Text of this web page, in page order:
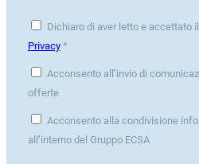
Dichiaro di aver letto e accettato
Privacy*
Acconsento all’invio di
offerte
Acconsento alla condivisione
all’interno del Gruppo ECSA